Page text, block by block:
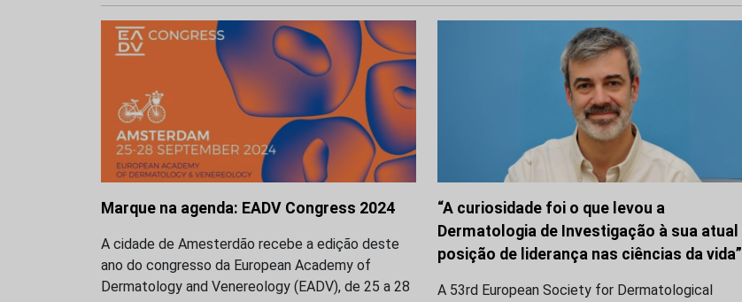
Marque na agenda: EADV Congress 2024
A cidade de Amesterdão recebe a edição deste
ano do congresso da European Academy of
Dermatology and Venereology (EADV), de 25 a 28
“A curiosidade foi o que levou a
Dermatologia de Investigação à sua atual
posição de liderança nas ciências da vida”
A 53rd European Society for Dermatological